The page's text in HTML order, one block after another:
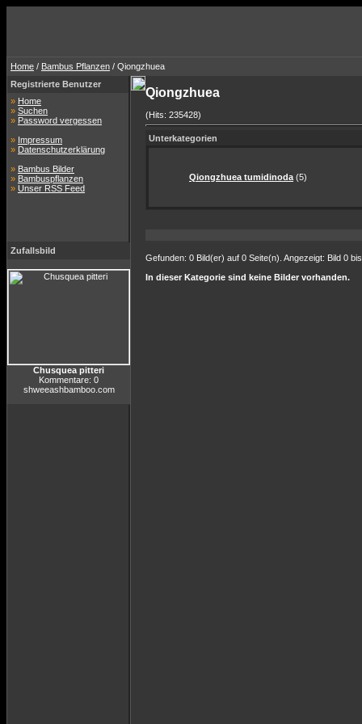
Home / Bambus Pflanzen / Qiongzhuea
Registrierte Benutzer
» Home
» Suchen
» Password vergessen
» Impressum
» Datenschutzerklärung
» Bambus Bilder
» Bambuspflanzen
» Unser RSS Feed
Zufallsbild
Chusquea pitteri
Kommentare: 0
shweeashbamboo.com
Qiongzhuea
(Hits: 235428)
Unterkategorien
Qiongzhuea tumidinoda (5)
Gefunden: 0 Bild(er) auf 0 Seite(n). Angezeigt: Bild 0
In dieser Kategorie sind keine Bilder vorhanden.